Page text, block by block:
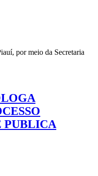
por meio da Secretaria
PUBLICA